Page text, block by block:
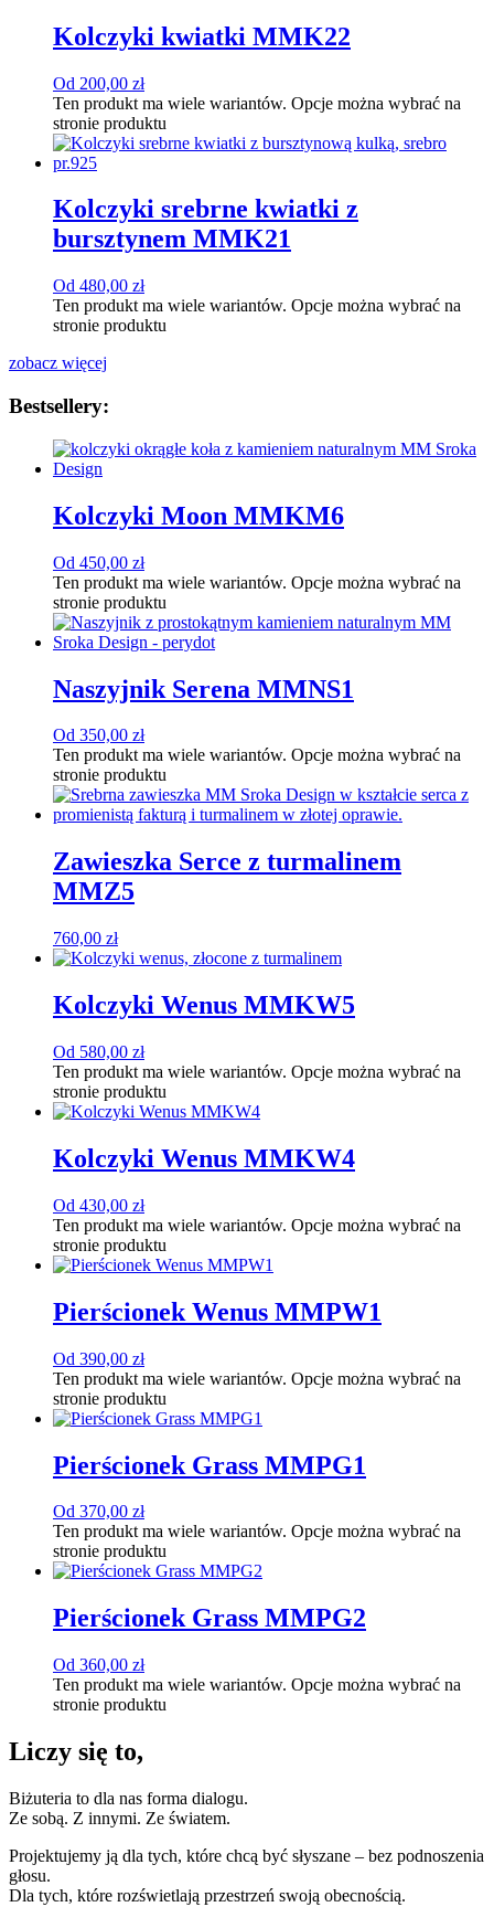
Kolczyki kwiatki MMK22
Od 200,00 zł
Ten produkt ma wiele wariantów. Opcje można wybrać na
stronie produktu
Kolczyki srebrne kwiatki z
bursztynem MMK21
Od 480,00 zł
Ten produkt ma wiele wariantów. Opcje można wybrać na
stronie produktu
zobacz więcej
Bestsellery:
Kolczyki Moon MMKM6
Od 450,00 zł
Ten produkt ma wiele wariantów. Opcje można wybrać na
stronie produktu
Naszyjnik Serena MMNS1
Od 350,00 zł
Ten produkt ma wiele wariantów. Opcje można wybrać na
stronie produktu
Zawieszka Serce z turmalinem
MMZ5
760,00 zł
Kolczyki Wenus MMKW5
Od 580,00 zł
Ten produkt ma wiele wariantów. Opcje można wybrać na
stronie produktu
Kolczyki Wenus MMKW4
Od 430,00 zł
Ten produkt ma wiele wariantów. Opcje można wybrać na
stronie produktu
Pierścionek Wenus MMPW1
Od 390,00 zł
Ten produkt ma wiele wariantów. Opcje można wybrać na
stronie produktu
Pierścionek Grass MMPG1
Od 370,00 zł
Ten produkt ma wiele wariantów. Opcje można wybrać na
stronie produktu
Pierścionek Grass MMPG2
Od 360,00 zł
Ten produkt ma wiele wariantów. Opcje można wybrać na
stronie produktu
Liczy się to,
Biżuteria to dla nas forma dialogu.
Ze sobą. Z innymi. Ze światem.
Projektujemy ją dla tych, które chcą być słyszane – bez podnoszenia
głosu.
Dla tych, które rozświetlają przestrzeń swoją obecnością.